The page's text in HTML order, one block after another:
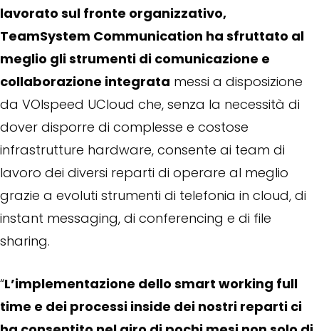
lavorato sul fronte organizzativo,
TeamSystem Communication ha sfruttato al
meglio gli strumenti di comunicazione e
collaborazione integrata messi a disposizione
da VOIspeed UCloud che, senza la necessità di
dover disporre di complesse e costose
infrastrutture hardware, consente ai team di
lavoro dei diversi reparti di operare al meglio
grazie a evoluti strumenti di telefonia in cloud, di
instant messaging, di conferencing e di file
sharing.
“L’implementazione dello smart working full
time e dei processi inside dei nostri reparti ci